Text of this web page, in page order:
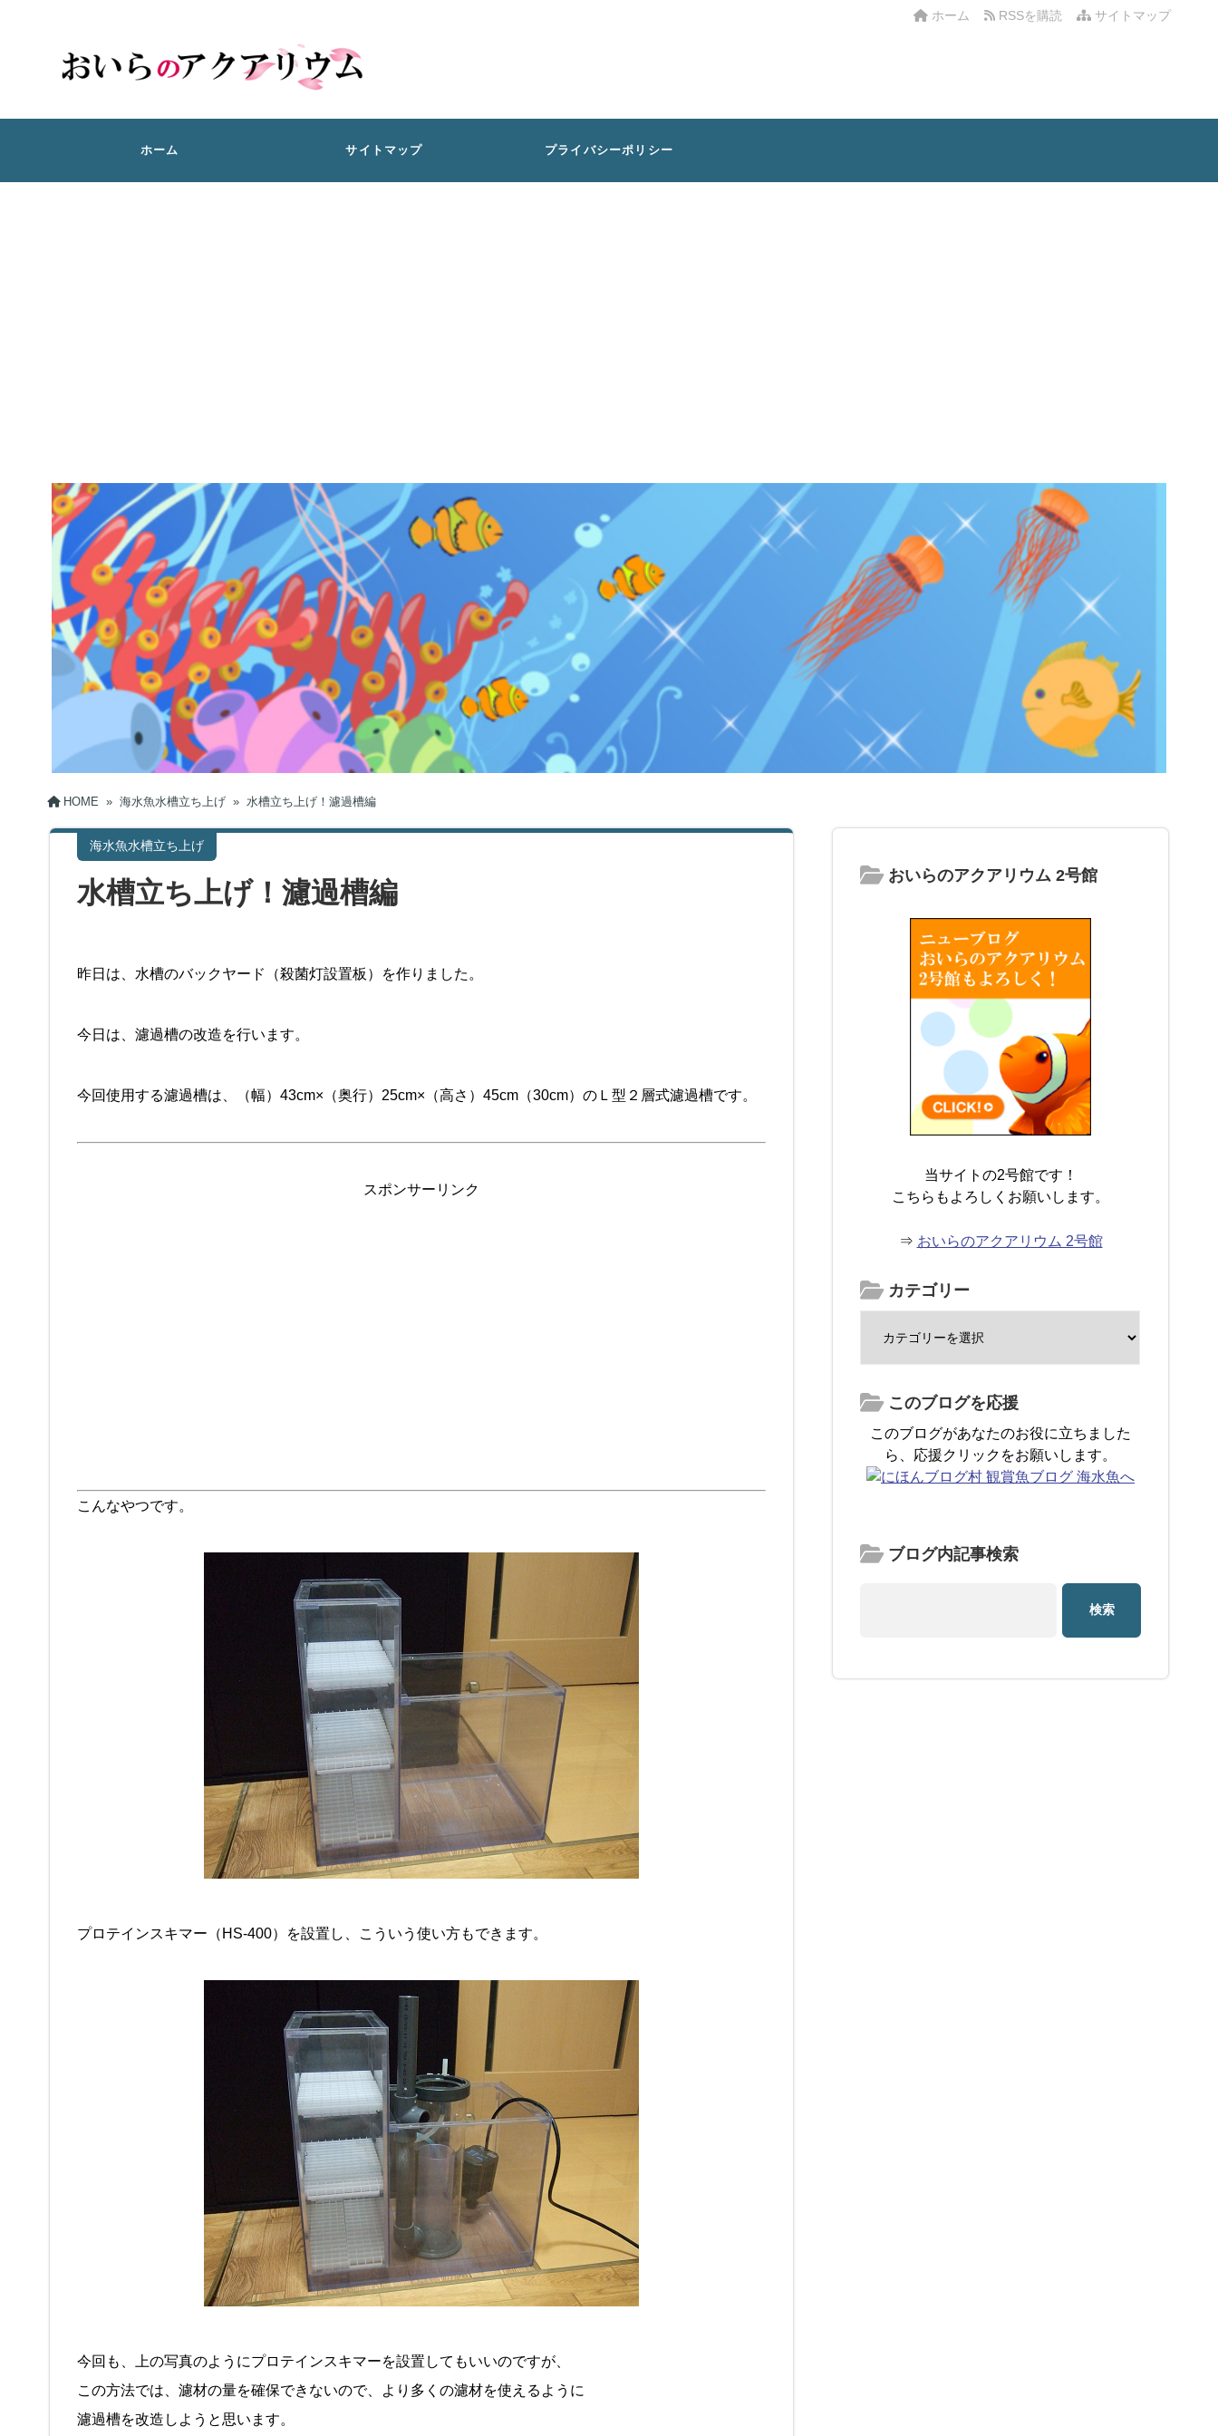
サイトマップ
RSSを購読
ホーム
ホーム サイトマップ プライバシーポリシー
HOME » 海水魚水槽立ち上げ » 水槽立ち上げ！濾過槽編
海水魚水槽立ち上げ
水槽立ち上げ！濾過槽編
昨日は、水槽のバックヤード（殺菌灯設置板）を作りました。
今日は、濾過槽の改造を行います。
今回使用する濾過槽は、（幅）43cm×（奥行）25cm×（高さ）45cm（30cm）のＬ型２層式濾過槽です。
スポンサーリンク
こんなやつです。
プロテインスキマー（HS-400）を設置し、こういう使い方もできます。
今回も、上の写真のようにプロテインスキマーを設置してもいいのですが、
この方法では、濾材の量を確保できないので、より多くの濾材を使えるように
濾過槽を改造しようと思います。
おいらのアクアリウム 2号館
当サイトの2号館です！
こちらもよろしくお願いします。
⇒ おいらのアクアリウム 2号館
カテゴリー
このブログを応援
このブログがあなたのお役に立ちました
ら、応援クリックをお願いします。
ブログ内記事検索